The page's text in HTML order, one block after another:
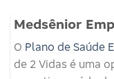
Medsênior
O Plano de Saúde
de 2 Vidas é uma